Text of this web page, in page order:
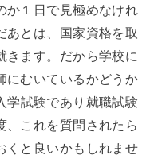
か１日で見極めなけれ
あとは、国家資格を取
きます。だから学校に
にむいているかどうか
学試験であり就職試験
、これを質問されたら
くと良いかもしれませ